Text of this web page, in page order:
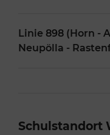
Linie 898 (Horn -
Neupölla -
Schulstandort